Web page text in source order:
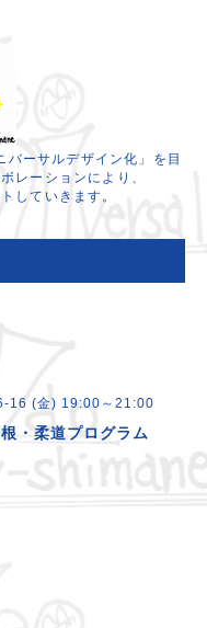
ーサルデザイン化」を目
レーションにより、
していきます。
16 (金) 19:00～21:00
・柔道プログラム